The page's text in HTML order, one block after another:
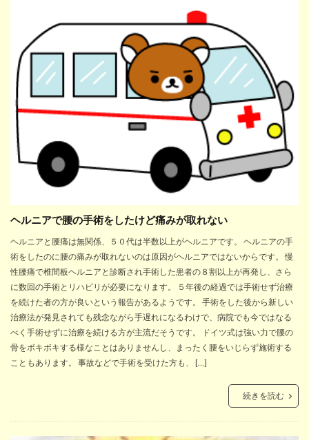
ヘルニアで腰の手術をしたけど痛みが取れない
ヘルニアと腰痛は無関係、５０代は半数以上がヘルニアです。 ヘルニアの手
術をしたのに腰の痛みが取れないのは原因がヘルニアではないからです。 慢
性腰痛で椎間板ヘルニアと診断され手術した患者の８割以上が再発し、さら
に数回の手術とリハビリが必要になります。 ５年後の経過では手術せず治療
を続けた者の方が良いという報告があるようです。 手術をした後から新しい
治療法が発見されても残念ながら手遅れになるわけで、病院でも今ではなる
べく手術せずに治療を続ける方が主流だそうです。 ドイツ式は強い力で腰の
骨をボキボキする様なことはありませんし、まったく腰をいじらず施術する
こともあります。 事故などで手術を受けた方も、 […]
続きを読む